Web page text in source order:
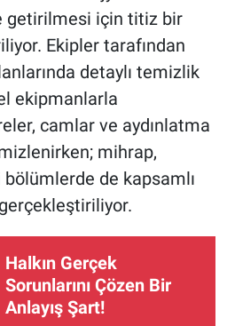
getirilmesi için titiz bir
Ekipler tarafından
detaylı temizlik
ekipmanlarla
camlar ve aydınlatma
mihrap,
de kapsamlı
Halkın Gerçek
Sorunlarını Çözen Bir
Anlayış Şart!